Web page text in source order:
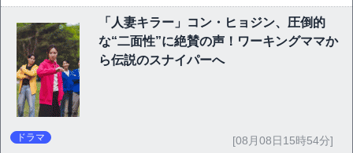
「人妻キラー」コン・ヒョジン、圧倒的
な“二面性”に絶賛の声！ワーキングママか
ら伝説のスナイパーへ
ドラマ [08月08日15時54分]